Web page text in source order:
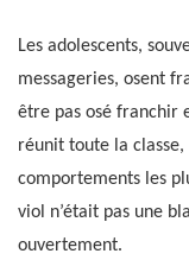
Les adolescents,
messageries, osent
être pas osé franchir
réunit toute la
comportements les
viol n’était pas une
ouvertement.